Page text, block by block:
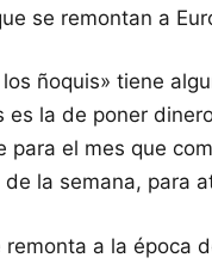
se remontan a
ñoquis» tiene
es la de poner
el mes que
la semana, para
a la época